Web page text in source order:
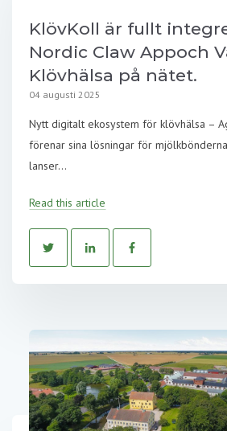
KlövKoll är fullt
Nordic Claw Appoch
Klövhälsa på nätet.
04 augusti 2025
Nytt digitalt ekosystem för klövhälsa –
förenar sina lösningar för
lanser...
Read this article